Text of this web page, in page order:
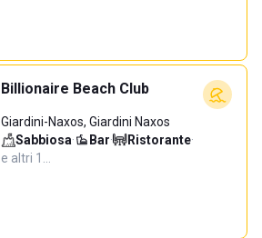
Billionaire Beach Club
Giardini-Naxos, Giardini Naxos
Sabbiosa· Bar· Ristorante·
e altri 1…